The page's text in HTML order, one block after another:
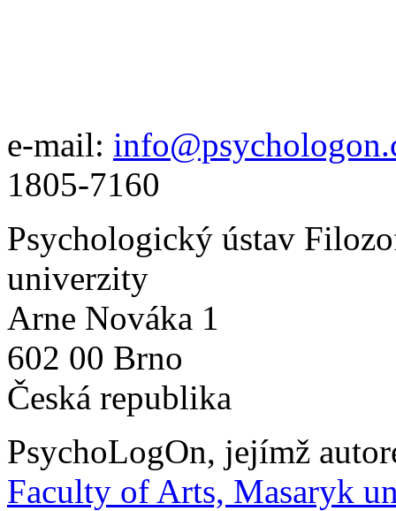
e-mail:
1805-7160
Psychologický ústav
univerzity
Arne Nováka 1
602 00 Brno
Česká republika
PsychoLogOn, jejímž
Faculty of Arts, Masaryk